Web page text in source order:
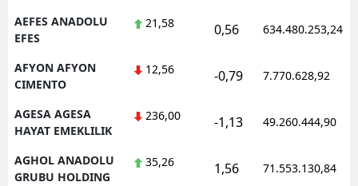
AEFES ANADOLU
EFES
21,58 0,56 634.480.253,24
AFYON AFYON
CIMENTO
12,56 -0,79 7.770.628,92
AGESA AGESA
HAYAT EMEKLILIK
236,00 -1,13 49.260.444,90
AGHOL ANADOLU
GRUBU HOLDING
35,26 1,56 71.553.130,84